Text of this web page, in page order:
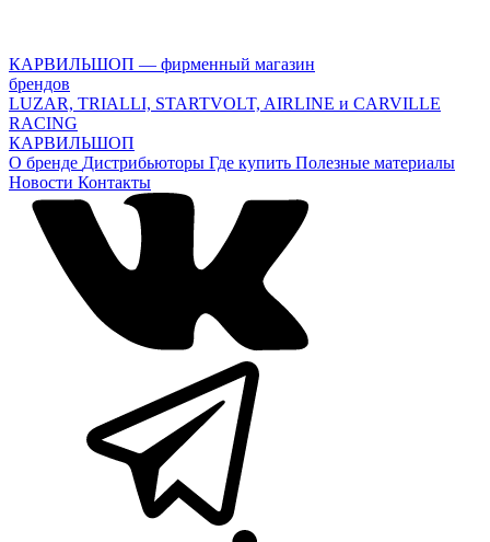
КАРВИЛЬШОП — фирменный магазин
брендов
LUZAR, TRIALLI, STARTVOLT, AIRLINE и CARVILLE
RACING
КАРВИЛЬШОП
О бренде Дистрибьюторы Где купить Полезные материалы
Новости Контакты